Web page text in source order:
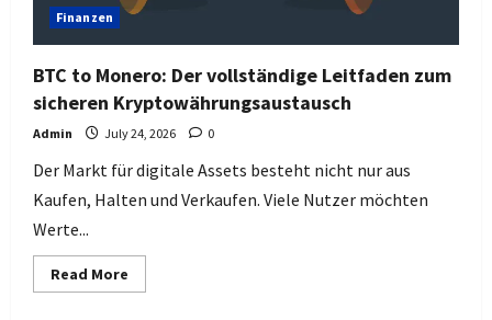
Finanzen
BTC to Monero: Der vollständige Leitfaden zum
sicheren Kryptowährungsaustausch
Admin July 24, 2026 0
Der Markt für digitale Assets besteht nicht nur aus
Kaufen, Halten und Verkaufen. Viele Nutzer möchten
Werte...
Read More
more